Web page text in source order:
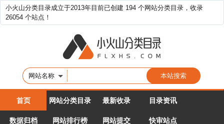
小火山分类目录成立于2013年目前已创建 194 个网站分类目录，收录
26054 个站点！
网站名称
首页 网站分类目录 最新收录 目录资讯
数据归档 网站排行榜 网站提交 快审站点